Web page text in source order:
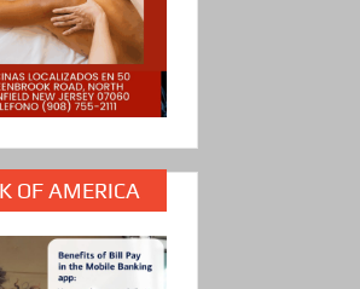
OF AMERICA